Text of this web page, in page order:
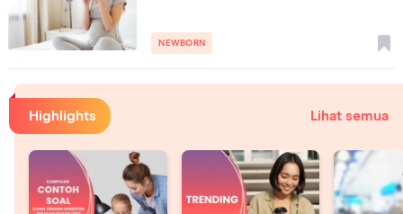
NEWBORN
Highlights Lihat semua